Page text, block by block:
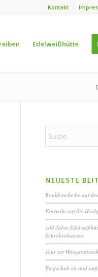
Kontakt
Edelweißhütte
NEUESTE
Boulderscheibe auf
Fensterln auf die
100 Jahre
Schrobenhausen
Tour zur
Bergschuh an und